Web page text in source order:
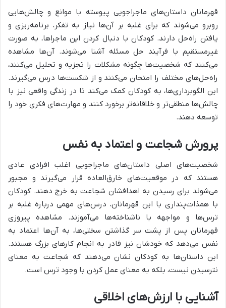
قهرمانان داستان‌های ماجراجویی پیوسته با موانع و چالش‌هایی
روبرو می‌شوند که برای غلبه بر آن‌ها نیاز به تفکر، برنامه‌ریزی و
یافتن راه‌حل دارند. کودکان با دنبال کردن این ماجراها، به صورت
غیرمستقیم با فرآیند حل مسئله آشنا می‌شوند. آن‌ها مشاهده
می‌کنند که شخصیت‌ها چگونه مشکلات را تجزیه و تحلیل می‌کنند،
راه‌حل‌های مختلف را امتحان می‌کنند و از شکست‌ها درس می‌گیرند.
این الگوبرداری‌ها، به کودکان کمک می‌کند تا در زندگی واقعی نیز با
چالش‌ها منطقی‌تر و خلاقانه‌تر برخورد کنند و مهارت‌های فکری خود را
توسعه دهند.
پرورش شجاعت و اعتماد به نفس
شخصیت‌های اصلی داستان‌های ماجراجویی اغلب افرادی عادی
هستند که در موقعیت‌های خارق‌العاده قرار می‌گیرند و مجبور
می‌شوند برای رسیدن به اهدافشان شجاعت به خرج دهند. کودکان
با همذات‌پنداری با این قهرمانان، درس‌های مهمی درباره غلبه بر
ترس‌ها و مواجهه با ناشناخته‌ها می‌آموزند. مشاهده پیروزی
قهرمانان پس از پشت سر گذاشتن سختی‌ها، به آن‌ها اعتماد به
نفس می‌دهد که خودشان نیز قادر به انجام کارهای بزرگ هستند.
این داستان‌ها به کودکان نشان می‌دهند که شجاعت به معنای
نترسیدن نیست، بلکه به معنای عمل کردن با وجود ترس است.
آشنایی با ارزش‌های اخلاقی